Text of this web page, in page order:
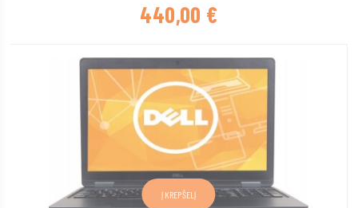
440,00 €
Į KREPŠELĮ